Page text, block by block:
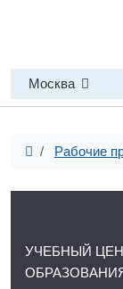
Москва
Рабочие
УЧЕБНЫЙ